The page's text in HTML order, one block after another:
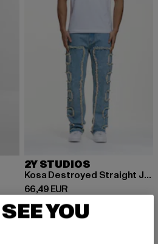
2Y STUDIOS
Kosa Destroyed Straight Jeans
66,49 EUR
Derzeitiger Preis: 66,49 EUR
YOU